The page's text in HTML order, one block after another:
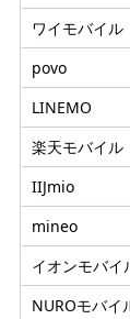
ワイモバイル
povo
LINEMO
楽天モバイル
IIJmio
mineo
イオンモバイ
NUROモバイ